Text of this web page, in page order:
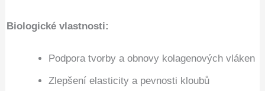
Biologické vlastnosti:
Podpora tvorby a obnovy kolagenových vláken
Zlepšení elasticity a pevnosti kloubů